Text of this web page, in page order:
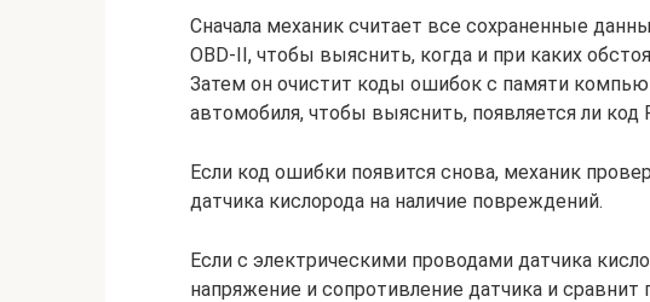
Сначала механик считает все сохраненные
OBD-II, чтобы выяснить, когда и при каких
Затем он очистит коды ошибок с памяти
автомобиля, чтобы выяснить, появляется ли код
Если код ошибки появится снова, механик
датчика кислорода на наличие повреждений.
Если с электрическими проводами датчика
напряжение и сопротивление датчика и сравнит